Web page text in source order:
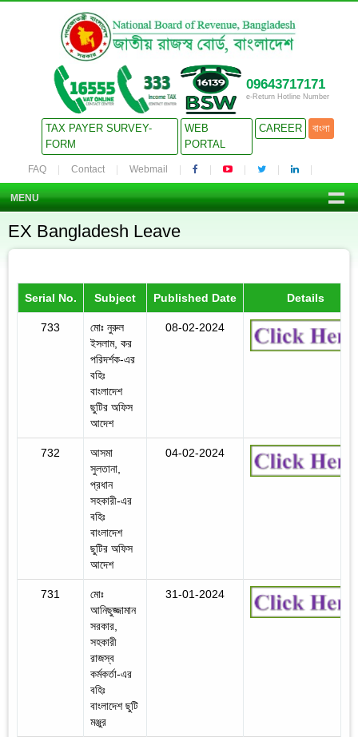
09643717171
e-Return Hotline Number
TAX PAYER SURVEY-
FORM
WEB
PORTAL
CAREER বাংলা
FAQ Contact Webmail
MENU
EX Bangladesh Leave
Serial No. Subject Published Date Details
733
মোঃ নুরুল
ইসলাম, কর
পরিদর্শক-এর
বহিঃ
বাংলাদেশ
ছুটির অফিস
আদেশ
08-02-2024
732
আসমা
সুলতানা,
প্রধান
সহকারী-এর
বহিঃ
বাংলাদেশ
ছুটির অফিস
আদেশ
04-02-2024
731
মোঃ
আনিছুজ্জামান
সরকার,
সহকারী
রাজস্ব
কর্মকর্তা-এর
বহিঃ
বাংলাদেশ ছুটি
মঞ্জুর
31-01-2024